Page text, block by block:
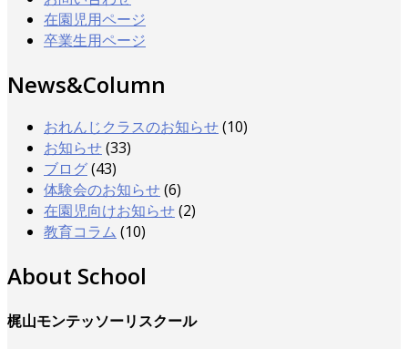
在園児用ページ
卒業生用ページ
News&Column
おれんじクラスのお知らせ(10)
お知らせ(33)
ブログ(43)
体験会のお知らせ(6)
在園児向けお知らせ(2)
教育コラム (10)
About School
梶山モンテッソーリスクール